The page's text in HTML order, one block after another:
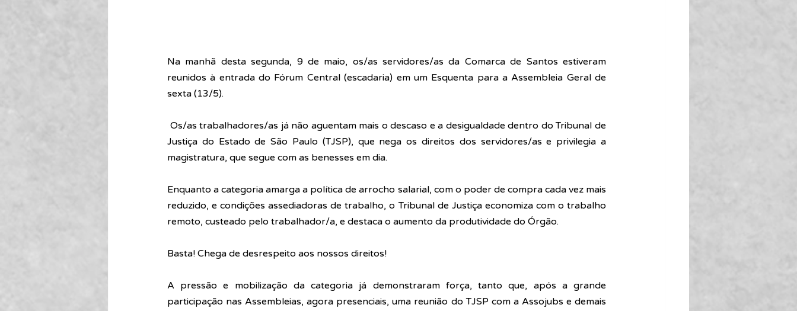
Na manhã desta segunda, 9 de maio, os/as servidores/as da Comarca de Santos estiveram
reunidos à entrada do Fórum Central (escadaria) em um Esquenta para a Assembleia Geral de
sexta (13/5).
Justiça do Estado de São Paulo (TJSP), que nega os direitos dos servidores/as e privilegia a
magistratura, que segue com as benesses em dia.
Enquanto a categoria amarga a política de arrocho salarial, com o poder de compra cada vez mais
reduzido, e condições assediadoras de trabalho, o Tribunal de Justiça economiza com o trabalho
remoto, custeado pelo trabalhador/a, e destaca o aumento da produtividade do Órgão.
Basta! Chega de desrespeito aos nossos direitos!
A pressão e mobilização da categoria já demonstraram força, tanto que, após a grande
participação nas Assembleias, agora presenciais, uma reunião do TJSP com a Assojubs e demais